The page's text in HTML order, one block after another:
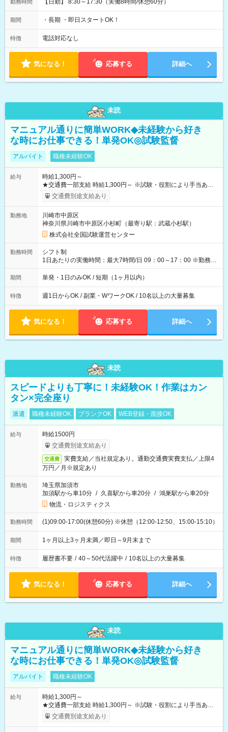
勤務時間 【日勤】 8:30～17:30（実働8時間/休憩60分）
期間 ・長期 ・即日スタートOK！
特徴 電話対応なし
気になる！ 応募する 詳細へ
未読
マニュアル通りに簡単WORK◆未経験から好き
な時にお仕事できる！単発OK◎試験監督
アルバイト 職種未経験OK
給与
時給1,300円～
★交通費一部支給 時給1,300円～ ※試験・役割により手当あり
※勤務回数により昇給あり 【即給（前払い）オプションあ
り！】 希望される場合、勤務から1週間ほどで給与の一部を受け
例】 ・河合塾模擬試験 8:30～17:30（休憩1時間） 時給1,300円
×8時間＝日収10,400円＋交通費 ※当日の役割により時給＋100
円の場合あり ・国家試験 7:00～13:30（休憩なし） 時給1,300
円（役割手当＋100円）×6時間＝日収8,400円＋交通費 【試用期
間】試用期間なし
交通費別途支給あり
勤務地
川崎市中原区
神奈川県川崎市中原区小杉町（最寄り駅：武蔵小杉駅）
株式会社全国試験運営センター
勤務時間
シフト制
1日あたりの実働時間：最大7時間/日 09：00～17：00 ※勤務時
間は 試験により異なります。
期間 単発・1日のみOK / 短期（1ヶ月以内）
特徴 週1日からOK / 副業・WワークOK / 10名以上の大量募集
気になる！ 応募する 詳細へ
未読
スピードよりも丁寧に！未経験OK！作業はカン
タン×完全座り
派遣 職種未経験OK ブランクOK WEB登録・面接OK
給与
時給1500円
交通費別途支給あり
交通費
実費支給／当社規定あり。通勤交通費実費支払／上限4
万円／月※規定あり
勤務地
埼玉県加須市
加須駅から車10分 / 久喜駅から車20分 / 鴻巣駅から車20分
物流・ロジスティクス
勤務時間 (1)09:00-17:00(休憩60分) ※休憩（12:00-12:50、15:00-15:10）
期間 1ヶ月以上3ヶ月未満／即日～9月末まで
特徴 履歴書不要 / 40～50代活躍中 / 10名以上の大量募集
気になる！ 応募する 詳細へ
未読
マニュアル通りに簡単WORK◆未経験から好き
な時にお仕事できる！単発OK◎試験監督
アルバイト 職種未経験OK
給与
時給1,300円～
★交通費一部支給 時給1,300円～ ※試験・役割により手当あり
※勤務回数により昇給あり 【即給（前払い）オプションあ
り！】 希望される場合、勤務から1週間ほどで給与の一部を受け
交通費別途支給あり